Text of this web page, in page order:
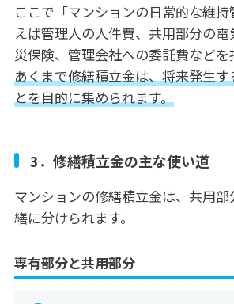
ここで「マンションの日常的な維
えば管理人の人件費、共用部分の
災保険、管理会社への委託費などを
あくまで修繕積立金は、将来発生
とを目的に集められます。
3．修繕積立金の主な使い道
マンションの修繕積立金は、共用
繕に分けられます。
専有部分と共用部分